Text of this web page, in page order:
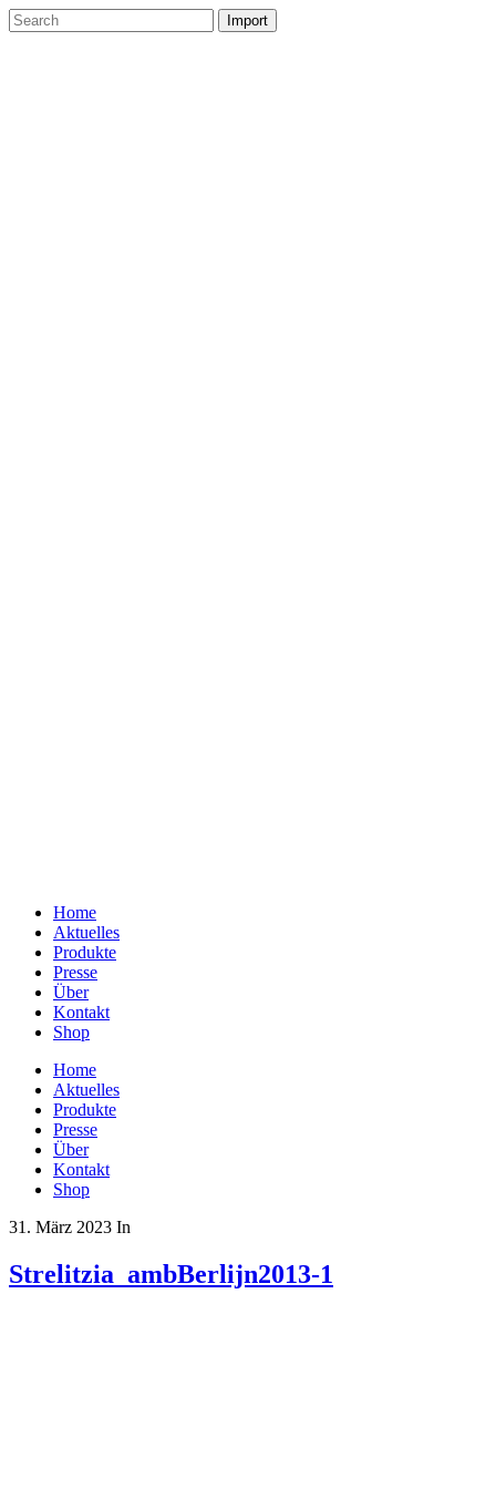
Home
Aktuelles
Produkte
Presse
Über
Kontakt
Shop
Home
Aktuelles
Produkte
Presse
Über
Kontakt
Shop
31. März 2023 In
Strelitzia_ambBerlijn2013-1